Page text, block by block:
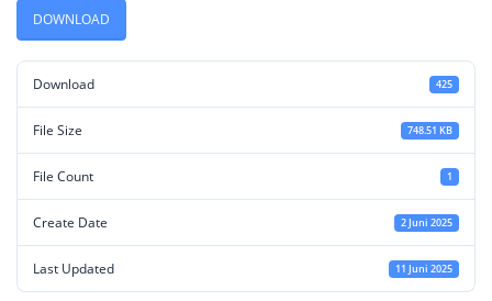
INFO KONTAK KAMI
DOWNLOAD
Download 425
File Size 748.51 KB
File Count 1
Create Date 2 Juni 2025
Last Updated 11 Juni 2025